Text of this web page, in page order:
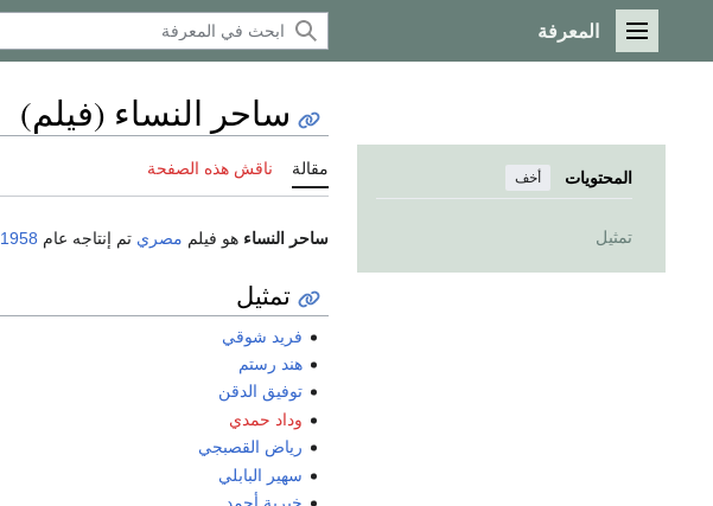
القائمة الرئيسية
المعرفة
المحتويات أخف
تمثيل
ساحر النساء (فيلم)
مقالة ناقش هذه الصفحة
ساحر النساء هو فيلم مصري تم إنتاجه عام 1958
تمثيل
فريد شوقي
هند رستم
توفيق الدقن
وداد حمدي
رياض القصبجي
سهير البابلي